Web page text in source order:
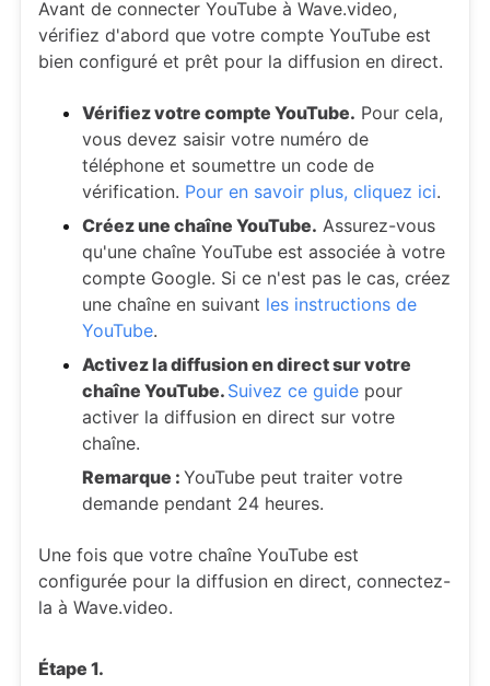
Avant de connecter YouTube à Wave.video,
vérifiez d'abord que votre compte YouTube est
bien configuré et prêt pour la diffusion en direct.
Vérifiez votre compte YouTube. Pour cela,
vous devez saisir votre numéro de
téléphone et soumettre un code de
vérification. Pour en savoir plus, cliquez ici.
Créez une chaîne YouTube. Assurez-vous
qu'une chaîne YouTube est associée à votre
compte Google. Si ce n'est pas le cas, créez
une chaîne en suivant les instructions de
YouTube.
Activez la diffusion en direct sur votre
chaîne YouTube. Suivez ce guide pour
activer la diffusion en direct sur votre
chaîne.
Remarque : YouTube peut traiter votre
demande pendant 24 heures.
Une fois que votre chaîne YouTube est
configurée pour la diffusion en direct, connectez-
la à Wave.video.
Étape 1.